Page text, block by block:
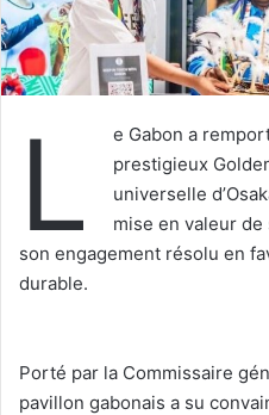
L
e Gabon a
prestigieux
universelle
mise en valeur
son engagement résolu en
durable.
‎Porté par la Commissaire
pavillon gabonais a su